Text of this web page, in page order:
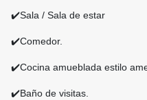
✔️Sala / Sala de estar
✔️Comedor.
✔️Cocina amueblada estilo
✔️Baño de visitas.